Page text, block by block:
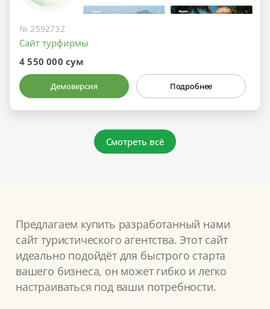
№ 2592732
Сайт турфирмы
4 550 000 сум
Демоверсия Подробнее
Смотреть всё
Предлагаем купить разработанный нами
сайт туристического агентства. Этот сайт
идеально подойдёт для быстрого старта
вашего бизнеса, он может гибко и легко
настраиваться под ваши потребности.